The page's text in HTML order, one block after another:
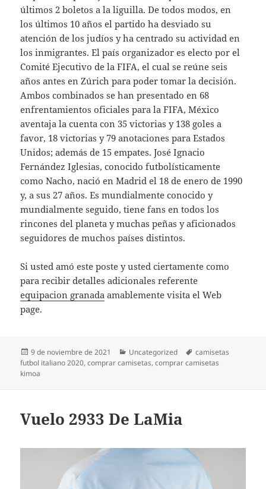
últimos 2 boletos a la liguilla. De todos modos, en
los últimos 10 años el partido ha desviado su
atención de los judíos y ha centrado su actividad en
los inmigrantes. El país organizador es electo por el
Comité Ejecutivo de la FIFA, el cual se reúne seis
años antes en Zúrich para poder tomar la decisión.
Ambos combinados se han presentado en 68
enfrentamientos oficiales para la FIFA, México
aventaja la cuenta con 35 victorias y 138 goles a
favor, 18 victorias y 79 anotaciones para Estados
Unidos; además de 15 empates. José Ignacio
Fernández Iglesias, conocido futbolísticamente
como Nacho, nació en Madrid el 18 de enero de 1990
y, a sus 27 años. Es mundialmente conocido y
mundialmente seguido, tiene fans en todos los
rincones del planeta y muchas peñas y aficionados
seguidores de muchos países distintos.
Si usted amó este poste y usted ciertamente como
para recibir detalles adicionales referente
equipacion granada amablemente visita el Web
page.
Publicado
el
9 de noviembre de 2021 Categorías
Uncategorized Etiquetas
camisetas
futbol italiano 2020,comprar camisetas,comprar camisetas
kimoa
Vuelo 2933 De LaMia